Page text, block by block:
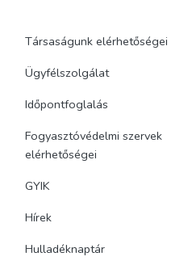
Társaságunk elérhetőségei
Ügyfélszolgálat
Időpontfoglalás
Fogyasztóvédelmi szervek
elérhetőségei
GYIK
Hírek
Hulladéknaptár